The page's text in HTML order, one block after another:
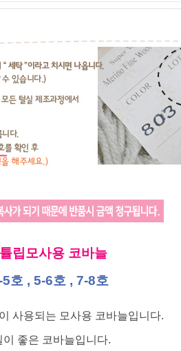
튤립모사용 코바늘
호 , 5-6호 , 7-8호
사용되는 모사용 코바늘입니다.
이 좋은 코바늘입니다.